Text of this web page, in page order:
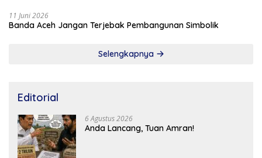
11 Juni 2026
Banda Aceh Jangan Terjebak Pembangunan Simbolik
Selengkapnya
Editorial
6 Agustus 2026
Anda Lancang, Tuan Amran!